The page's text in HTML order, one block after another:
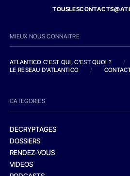
MIEUX NOUS CONNAITRE
ATLANTICO C'EST QUI, C'EST QUOI ?
/
LE RESEAU D'ATLANTICO
/
CATEGORIES
DECRYPTAGES
DOSSIERS
RENDEZ-VOUS
VIDEOS